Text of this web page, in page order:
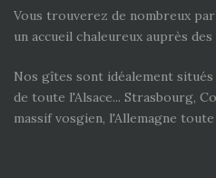
Vous trouverez de nombreux
un accueil chaleureux auprès
Nos gîtes sont idéalement
de toute l'Alsace... Strasbourg,
massif vosgien, l'Allemagne